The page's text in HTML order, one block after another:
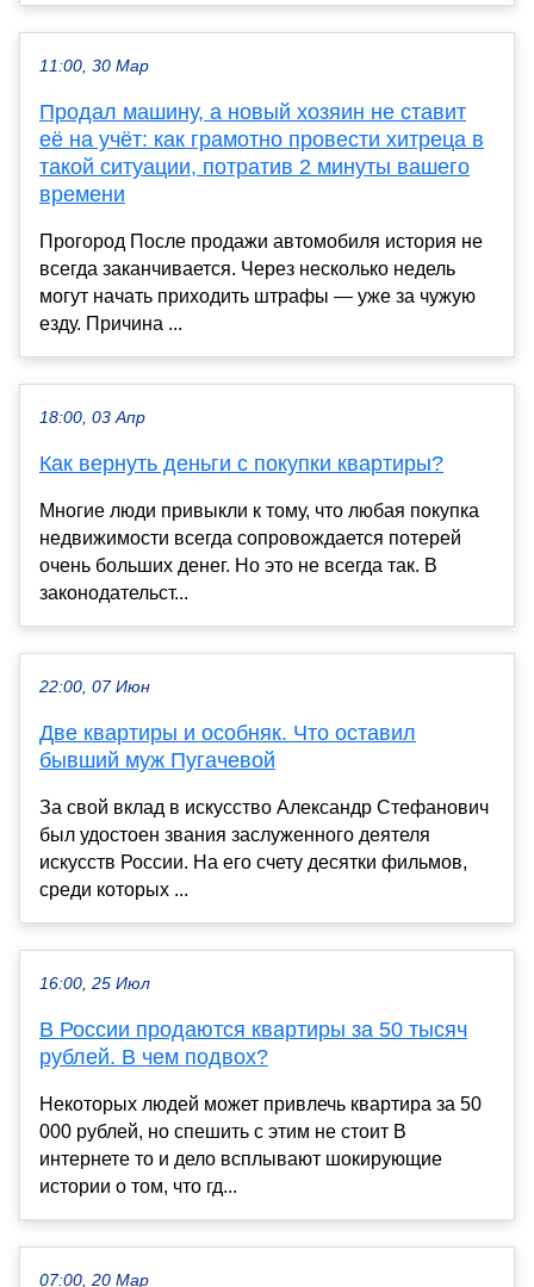
11:00, 30 Мар
Продал машину, а новый хозяин не ставит
её на учёт: как грамотно провести хитреца в
такой ситуации, потратив 2 минуты вашего
времени
Прогород После продажи автомобиля история не
всегда заканчивается. Через несколько недель
могут начать приходить штрафы — уже за чужую
езду. Причина ...
18:00, 03 Апр
Как вернуть деньги с покупки квартиры?
Многие люди привыкли к тому, что любая покупка
недвижимости всегда сопровождается потерей
очень больших денег. Но это не всегда так. В
законодательст...
22:00, 07 Июн
Две квартиры и особняк. Что оставил
бывший муж Пугачевой
За свой вклад в искусство Александр Стефанович
был удостоен звания заслуженного деятеля
искусств России. На его счету десятки фильмов,
среди которых ...
16:00, 25 Июл
В России продаются квартиры за 50 тысяч
рублей. В чем подвох?
Некоторых людей может привлечь квартира за 50
000 рублей, но спешить с этим не стоит В
интернете то и дело всплывают шокирующие
истории о том, что гд...
07:00, 20 Мар